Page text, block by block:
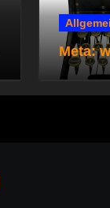
Meta: